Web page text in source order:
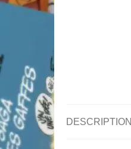
DESCRIPTION